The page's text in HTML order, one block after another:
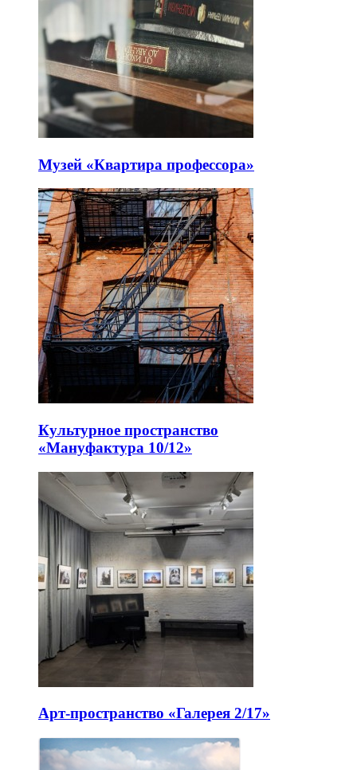
Музей «Квартира профессора»
Культурное пространство
«Мануфактура 10/12»
Арт-пространство «Галерея 2/17»